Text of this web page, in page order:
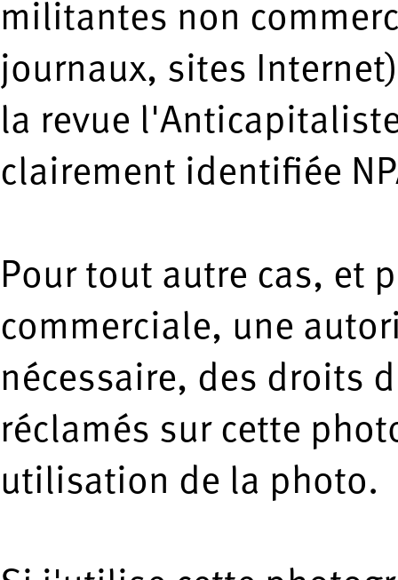
militantes non
journaux, sites
la revue
clairement identifiée
Pour tout autre cas, et
commerciale, une
nécessaire, des droits
réclamés sur cette
utilisation de la photo.